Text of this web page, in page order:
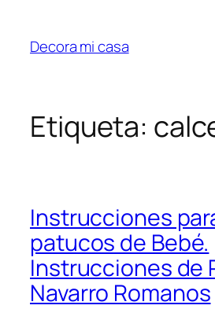
contenido
Decora mi casa
Etiqueta:
Instrucciones
patucos de Bebé.
Instrucciones de
Navarro Romanos